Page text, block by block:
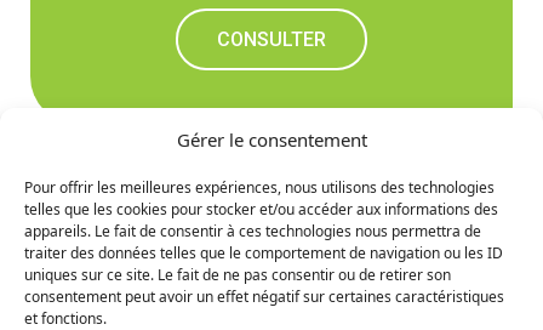
Gérer le consentement
Pour offrir les meilleures expériences, nous utilisons des technologies
telles que les cookies pour stocker et/ou accéder aux informations des
appareils. Le fait de consentir à ces technologies nous permettra de
traiter des données telles que le comportement de navigation ou les ID
uniques sur ce site. Le fait de ne pas consentir ou de retirer son
consentement peut avoir un effet négatif sur certaines caractéristiques
et fonctions.
CONSULTER
Ne manquez rien des
prochaines nouvelles